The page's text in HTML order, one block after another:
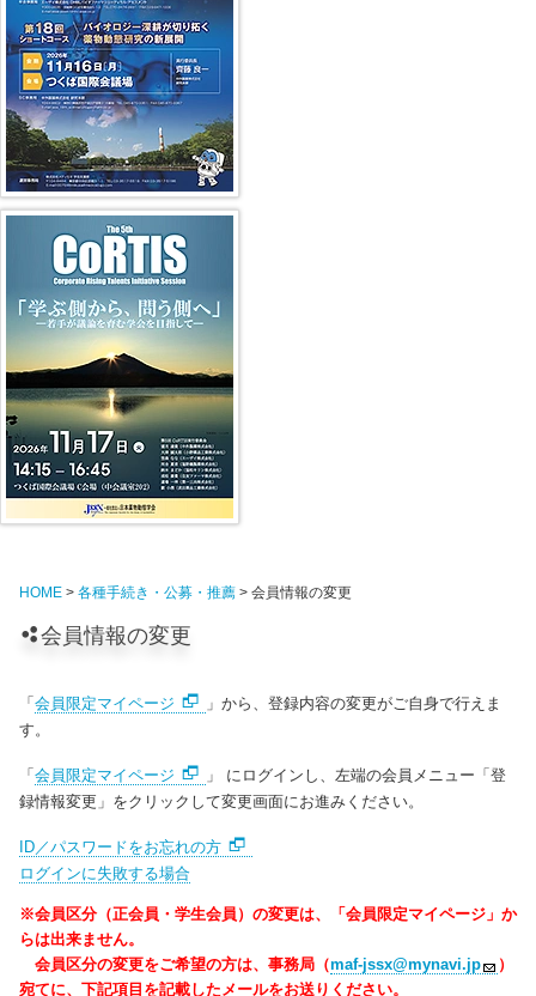
第5回 CoRTIS
HOME > 各種手続き・公募・推薦 > 会員情報の変更
会員情報の変更
「 会員限定マイページ
」から、登録内容の変更がご自身で行えま
す。
「 会員限定マイページ
」 にログインし、左端の会員メニュー「登
録情報変更」をクリックして変更画面にお進みください。
ID／パスワードをお忘れの方
ログインに失敗する場合
※会員区分（正会員・学生会員）の変更は、「会員限定マイページ」か
らは出来ません。
会員区分の変更をご希望の方は、事務局（maf-jssx@mynavi.jp
）
宛てに、下記項目を記載したメールをお送りください。